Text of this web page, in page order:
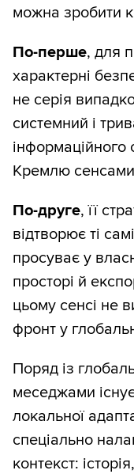
— іноземні
Кожен сайт
публікацій на
зібрали 167
Тексти
тематичного
transformers.
перекладали
допомогою
тему) і
Теми, які не
політики,
виявили 55
можна зробити
По-перше, для
характерні
не серія
системний і
Кремлю
По-друге, її
відтворює ті
просуває у
просторі й
цьому сенсі не
фронт у
Поряд із
меседжами
локальної
спеціально
контекст: